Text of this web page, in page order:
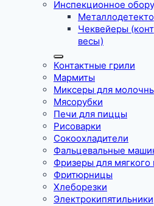
Инспекционное
Чеквейеры
весы)
Контактные грили
Мармиты
Миксеры для
Мясорубки
Печи для пиццы
Рисоварки
Сокоохладители
Фальцевальные
Фризеры для
Фритюрницы
Хлеборезки
Электрокипятильники